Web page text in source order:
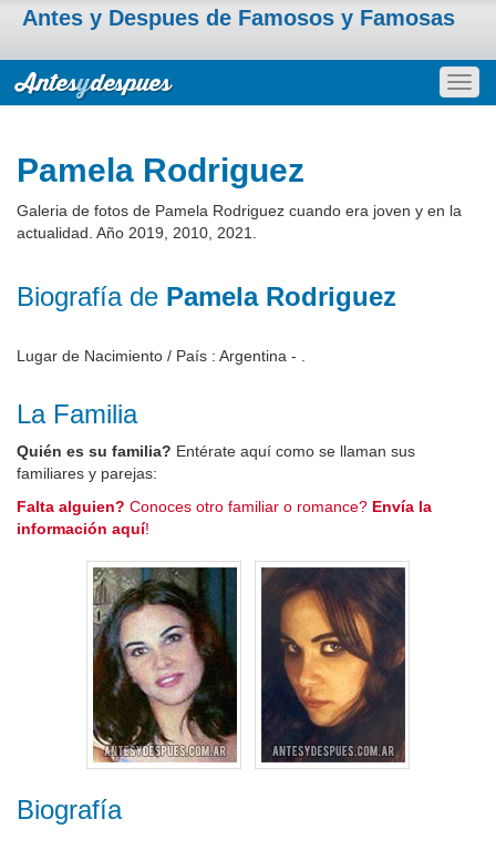
Antes y Despues de Famosos y Famosas
Pamela Rodriguez
Galeria de fotos de Pamela Rodriguez cuando era joven y en la
actualidad. Año 2019, 2010, 2021.
Biografía de Pamela Rodriguez
Lugar de Nacimiento / País : Argentina - .
La Familia
Quién es su familia? Entérate aquí como se llaman sus
familiares y parejas:
Falta alguien? Conoces otro familiar o romance? Envía la
información aquí!
Biografía